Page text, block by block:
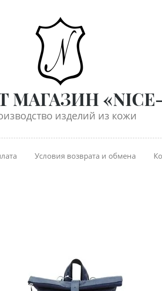
«NICE-
изделий из кожи
Условия возврата и обмена